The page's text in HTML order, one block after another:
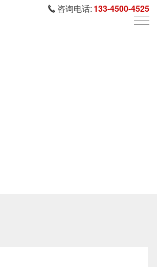
咨询电话: 133-4500-4525